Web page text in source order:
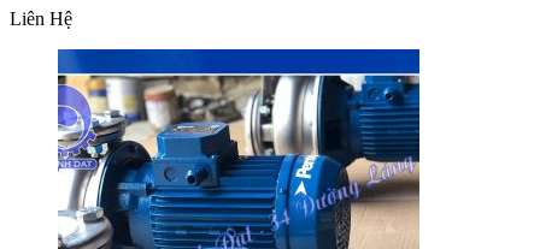
Liên Hệ